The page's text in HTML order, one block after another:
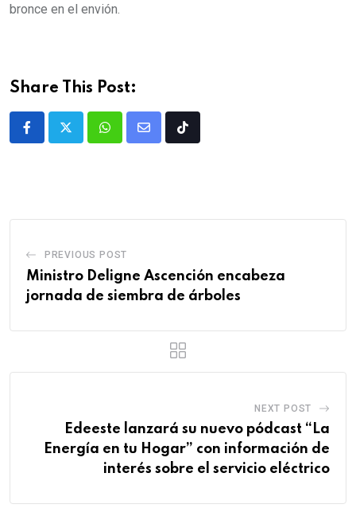
bronce en el envión.
Share This Post:
PREVIOUS POST
Ministro Deligne Ascención encabeza
jornada de siembra de árboles
NEXT POST
Edeeste lanzará su nuevo pódcast “La
Energía en tu Hogar” con información de
interés sobre el servicio eléctrico